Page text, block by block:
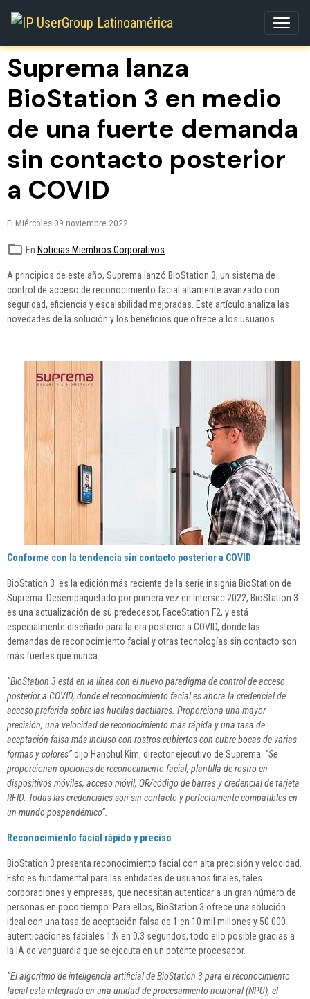
Suprema lanza
BioStation 3 en medio
de una fuerte demanda
sin contacto posterior
a COVID
El Miércoles 09 noviembre 2022
En Noticias Miembros Corporativos
A principios de este año, Suprema lanzó BioStation 3, un sistema de
control de acceso de reconocimiento facial altamente avanzado con
seguridad, eficiencia y escalabilidad mejoradas. Este artículo analiza las
novedades de la solución y los beneficios que ofrece a los usuarios.
Conforme con la tendencia sin contacto posterior a COVID
BioStation 3 es la edición más reciente de la serie insignia BioStation de
Suprema. Desempaquetado por primera vez en Intersec 2022, BioStation 3
es una actualización de su predecesor, FaceStation F2, y está
especialmente diseñado para la era posterior a COVID, donde las
demandas de reconocimiento facial y otras tecnologías sin contacto son
más fuertes que nunca.
“BioStation 3 está en la línea con el nuevo paradigma de control de acceso
posterior a COVID, donde el reconocimiento facial es ahora la credencial de
acceso preferida sobre las huellas dactilares. Proporciona una mayor
precisión, una velocidad de reconocimiento más rápida y una tasa de
aceptación falsa más incluso con rostros cubiertos con cubre bocas de varias
formas y colores”dijo Hanchul Kim, director ejecutivo de Suprema. “Se
proporcionan opciones de reconocimiento facial, plantilla de rostro en
dispositivos móviles, acceso móvil, QR/código de barras y credencial de tarjeta
RFID. Todas las credenciales son sin contacto y perfectamente compatibles en
un mundo pospandémico”.
Reconocimiento facial rápido y preciso
BioStation 3 presenta reconocimiento facial con alta precisión y velocidad.
Esto es fundamental para las entidades de usuarios finales, tales
corporaciones y empresas, que necesitan autenticar a un gran número de
personas en poco tiempo. Para ellos, BioStation 3 ofrece una solución
ideal con una tasa de aceptación falsa de 1 en 10 mil millones y 50 000
autenticaciones faciales 1:N en 0,3 segundos, todo ello posible gracias a
la IA de vanguardia que se ejecuta en un potente procesador.
“El algoritmo de inteligencia artificial de BioStation 3 para el reconocimiento
facial está integrado en una unidad de procesamiento neuronal (NPU), el